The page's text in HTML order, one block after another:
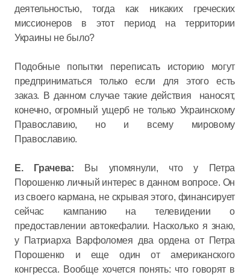
деятельностью, тогда как никаких греческих
миссионеров в этот период на территории
Украины не было?
Подобные попытки переписать историю могут
предприниматься только если для этого есть
заказ. В данном случае такие действия наносят,
конечно, огромный ущерб не только Украинскому
Православию, но и всему мировому
Православию.
Е. Грачева: Вы упомянули, что у Петра
Порошенко личный интерес в данном вопросе. Он
из своего кармана, не скрывая этого, финансирует
сейчас кампанию на телевидении о
предоставлении автокефалии. Насколько я знаю,
у Патриарха Варфоломея два ордена от Петра
Порошенко и еще один от американского
конгресса. Вообще хочется понять: что говорят в